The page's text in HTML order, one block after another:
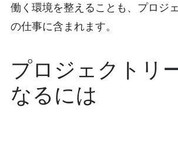
働く環境を整えることも、プロジ
の仕事に含まれます。
プロジェクトリ
なるには